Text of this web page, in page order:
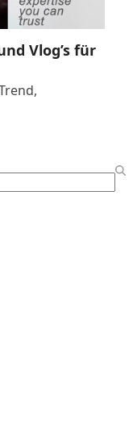
Vlog’s für